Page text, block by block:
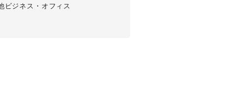
ビジネス・オフィス